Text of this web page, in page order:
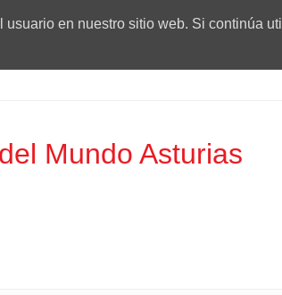
Mundo Asturias
en nuestro sitio web. Si continúa